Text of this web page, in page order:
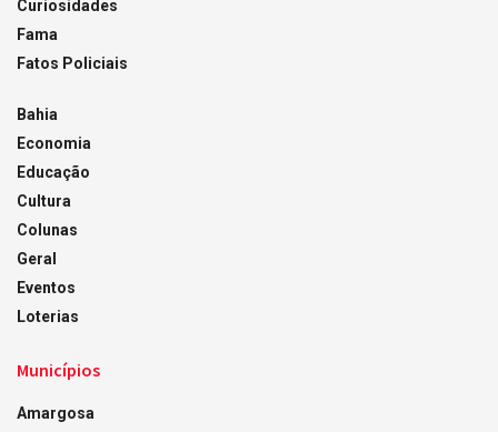
Curiosidades
Fama
Fatos Policiais
Bahia
Economia
Educação
Cultura
Colunas
Geral
Eventos
Loterias
Municípios
Amargosa